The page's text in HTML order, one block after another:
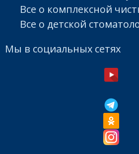
Все о комплексной
Все о детской
Мы в социальных сетях